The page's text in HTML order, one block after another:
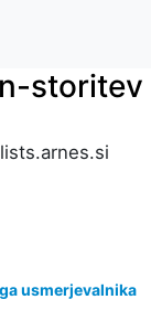
storitev
usmerjevalnika